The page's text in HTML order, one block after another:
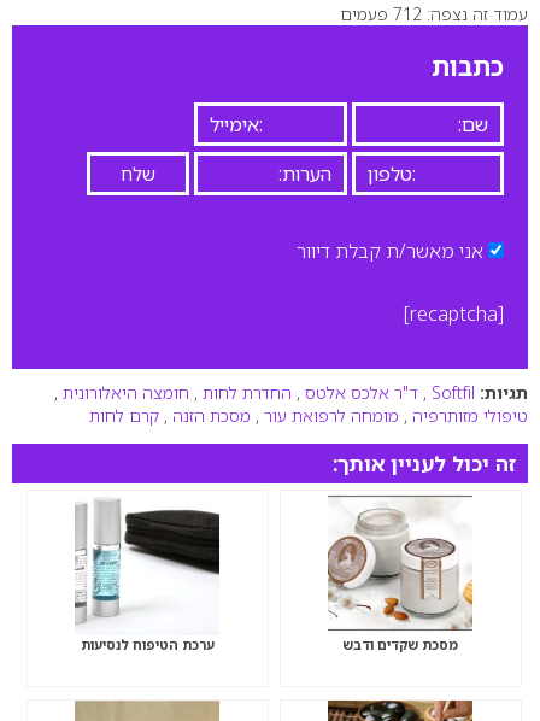
0
עמוד זה נצפה: 712 פעמים
כתבות
אני מאשר/ת קבלת דיוור
[recaptcha]
תגיות: Softfil
, ד"ר אלכס אלטס , החדרת לחות , חומצה היאלורונית ,
טיפולי מזותרפיה , מומחה לרפואת עור , מסכת הזנה , קרם לחות
זה יכול לעניין אותך:
מסכת שקדים ודבש ערכת הטיפוח לנסיעות